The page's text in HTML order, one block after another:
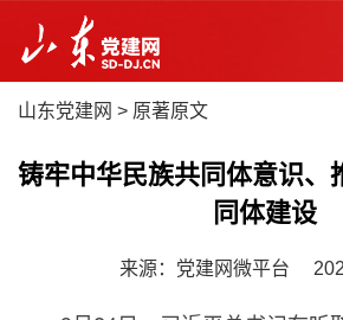
山东党建网 > 原著原文
铸牢中华民族共同体意识、
同体建设
来源：党建网微平台